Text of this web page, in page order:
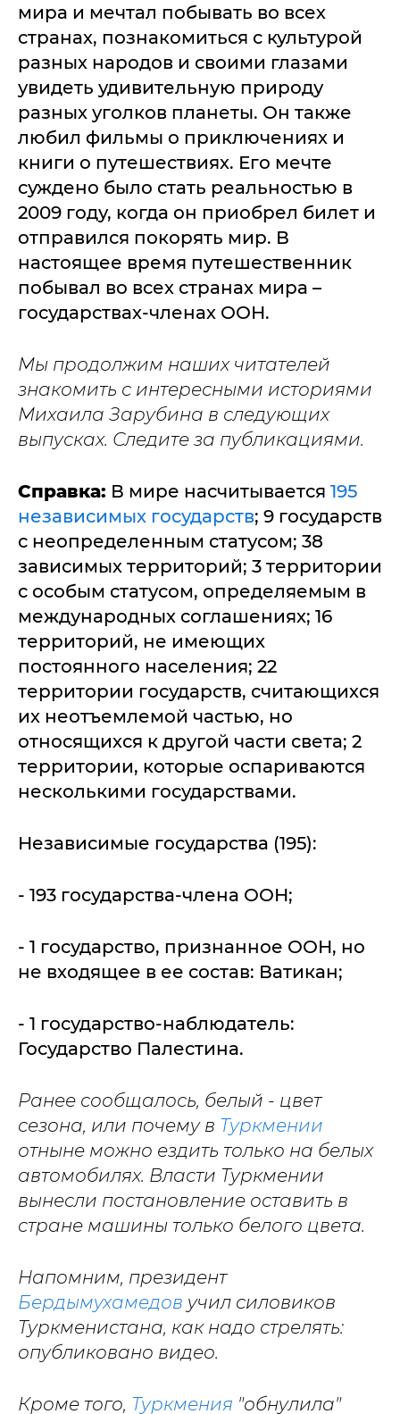
мира и мечтал побывать во всех
странах, познакомиться с культурой
разных народов и своими глазами
увидеть удивительную природу
разных уголков планеты. Он также
любил фильмы о приключениях и
книги о путешествиях. Его мечте
суждено было стать реальностью в
2009 году, когда он приобрел билет и
отправился покорять мир. В
настоящее время путешественник
побывал во всех странах мира –
государствах-членах ООН.
Мы продолжим наших читателей
знакомить с интересными историями
Михаила Зарубина в следующих
выпусках. Следите за публикациями.
Справка: В мире насчитывается 195
независимых государств; 9 государств
с неопределенным статусом; 38
зависимых территорий; 3 территории
с особым статусом, определяемым в
международных соглашениях; 16
территорий, не имеющих
постоянного населения; 22
территории государств, считающихся
их неотъемлемой частью, но
относящихся к другой части света; 2
территории, которые оспариваются
несколькими государствами.
Независимые государства (195):
- 193 государства-члена ООН;
- 1 государство, признанное ООН, но
не входящее в ее состав: Ватикан;
- 1 государство-наблюдатель:
Государство Палестина.
Ранее сообщалось, белый - цвет
сезона, или почему в Туркмении
отныне можно ездить только на белых
автомобилях. Власти Туркмении
вынесли постановление оставить в
стране машины только белого цвета.
Напомним, президент
Бердымухамедов учил силовиков
Туркменистана, как надо стрелять:
опубликовано видео.
Кроме того, Туркмения "обнулила"